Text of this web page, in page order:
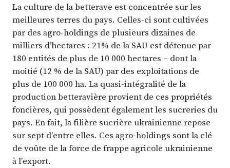
La culture de la betterave est concentrée sur les
meilleures terres du pays. Celles-ci sont cultivées
par des agro-holdings de plusieurs dizaines de
milliers d’hectares : 21% de la SAU est détenue par
180 entités de plus de 10 000 hectares – dont la
moitié (12 % de la SAU) par des exploitations de
plus de 100 000 ha. La quasi-intégralité de la
production betteravière provient de ces propriétés
foncières, qui possèdent également les sucreries du
pays. En fait, la filière sucrière ukrainienne repose
sur sept d’entre elles. Ces agro-holdings sont la clé
de voûte de la force de frappe agricole ukrainienne
à l’export.